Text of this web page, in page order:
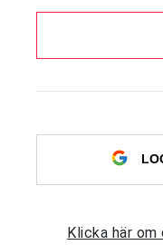
Klicka här